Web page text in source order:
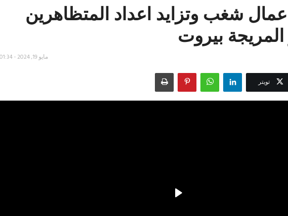
شغب وتزايد اعداد المتظاهرين
بيروت
مايو 19, 2024 - 01:34
تويتر